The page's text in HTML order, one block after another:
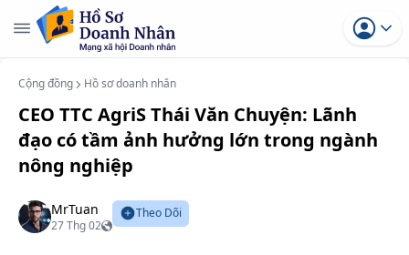
Cộng đồng Hồ sơ doanh nhân
CEO TTC AgriS Thái Văn Chuyện: Lãnh
đạo có tầm ảnh hưởng lớn trong ngành
nông nghiệp
MrTuan
27 Thg 02
Theo Dõi